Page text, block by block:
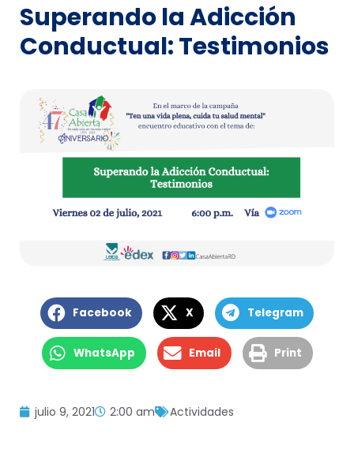
Superando la Adicción
Conductual: Testimonios
Facebook X Telegram
WhatsApp Email Print
julio 9, 2021 2:00 am Actividades